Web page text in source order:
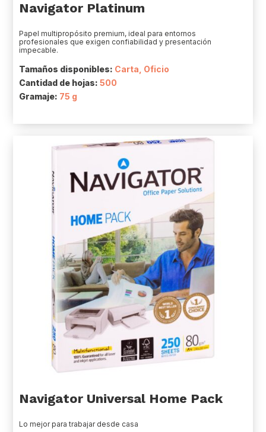
Navigator Platinum
Papel multipropósito premium, ideal para entornos
profesionales que exigen confiabilidad y presentación
impecable.
Tamaños disponibles: Carta, Oficio
Cantidad de hojas:500
Gramaje: 75 g
Navigator Universal Home Pack
Lo mejor para trabajar desde casa